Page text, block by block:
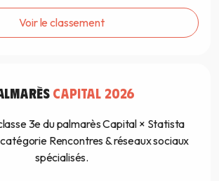
Voir le classement
CAPITAL 2026
3e du palmarès Capital × Statista
Rencontres & réseaux sociaux
spécialisés.